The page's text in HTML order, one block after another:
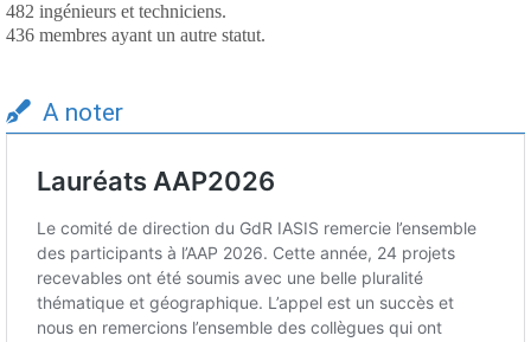
482 ingénieurs et techniciens.
436 membres ayant un autre statut.
A noter